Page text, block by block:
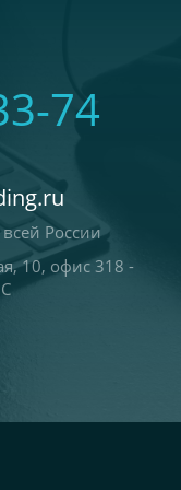
74
России
10, офис 318 -